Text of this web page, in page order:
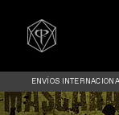
ENVÍOS